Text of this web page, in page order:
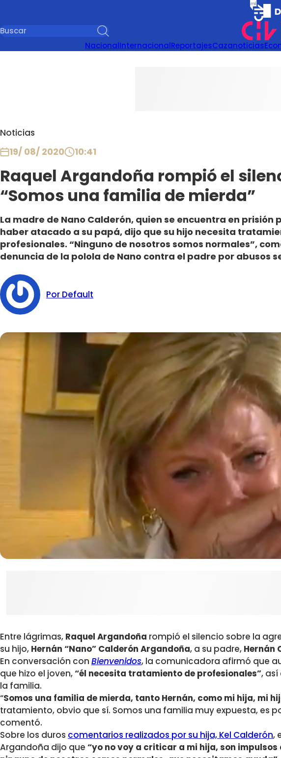
NacionalInternacionalReportajesCazanoticias
Noticias
19/ 08/ 2020 10:41
Raquel Argandoña rompió el
“Somos una familia de mierda”
La madre de Nano Calderón, quien se encuentra en prisión
haber atacado a su papá, dijo que su hijo necesita
profesionales. “Ninguno de nosotros somos normales”,
denuncia de la polola de Nano contra el padre por abusos
Por Default
Entre lágrimas, Raquel Argandoña rompió el silencio sobre la
su hijo, Hernán “Nano” Calderón Argandoña, a su padre, Hernán
En conversación con Bienvenidos, la comunicadora afirmó que
que hizo el joven,“él necesita tratamiento de profesionales”,
la familia.
“Somos una familia de mierda, tanto Hernán, como mi hija, mi
tratamiento, obvio que sí. Somos una familia muy expuesta, es
comentó.
Sobre los duros comentarios realizados por su hija, Kel Calderón,
Argandoña dijo que “yo no voy a criticar a mi hija, son impulsos